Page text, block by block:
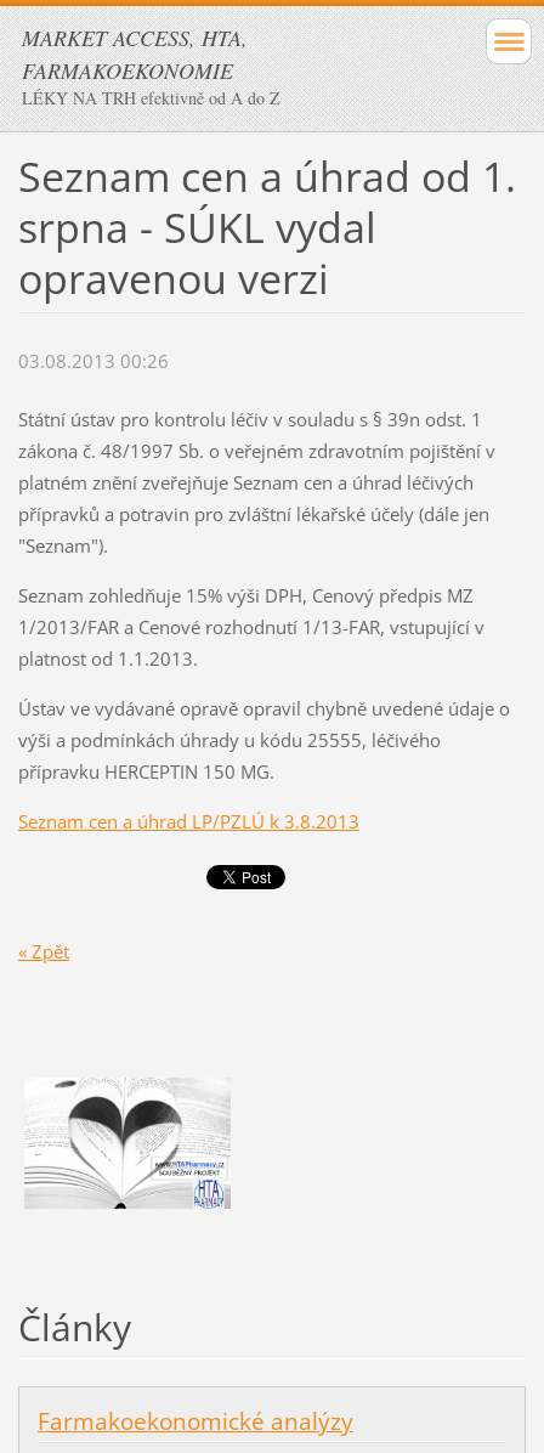
MARKET ACCESS, HTA,
FARMAKOEKONOMIE
LÉKY NA TRH efektivně od A do Z
Seznam cen a úhrad od 1.
srpna - SÚKL vydal
opravenou verzi
03.08.2013 00:26
Státní ústav pro kontrolu léčiv v souladu s § 39n odst. 1
zákona č. 48/1997 Sb. o veřejném zdravotním pojištění v
platném znění zveřejňuje Seznam cen a úhrad léčivých
přípravků a potravin pro zvláštní lékařské účely (dále jen
"Seznam").
Seznam zohledňuje 15% výši DPH, Cenový předpis MZ
1/2013/FAR a Cenové rozhodnutí 1/13-FAR, vstupující v
platnost od 1.1.2013.
Ústav ve vydávané opravě opravil chybně uvedené údaje o
výši a podmínkách úhrady u kódu 25555, léčivého
přípravku HERCEPTIN 150 MG.
Seznam cen a úhrad LP/PZLÚ k 3.8.2013
« Zpět
Články
Farmakoekonomické analýzy